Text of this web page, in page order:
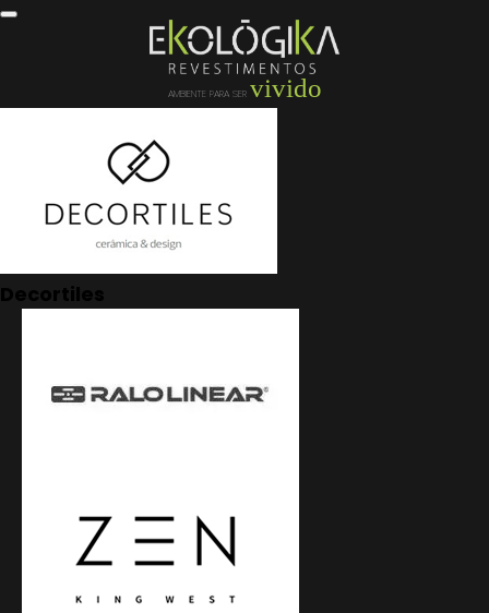
AMBIENTE PARA SER vivido
Decortiles